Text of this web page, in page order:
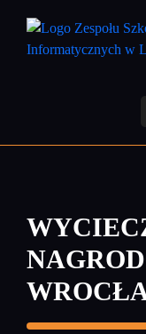
treści